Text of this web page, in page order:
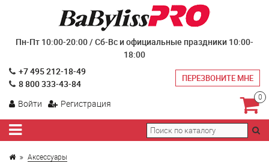
Пн-Пт 10:00-20:00 / Сб-Вс и официальные праздники 10:00-
18:00
+7 495 212-18-49
8 800 333-43-84
ПЕРЕЗВОНИТЕ МНЕ
Войти Регистрация
0
Аксессуары